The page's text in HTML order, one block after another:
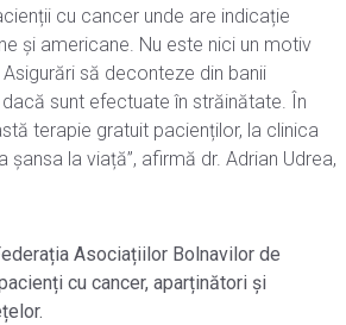
cu cancer unde are indicație
și americane. Nu este nici un motiv
să deconteze din banii
sunt efectuate în străinătate. În
terapie gratuit pacienților, la clinica
la viață”, afirmă dr. Adrian Udrea,
Asociațiilor Bolnavilor de
cu cancer, aparținători și